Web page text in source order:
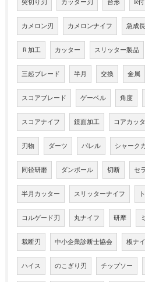
突切り刃 カッター刃 台形 R
カメロン刃 カメロンナイフ 急成長
Ｒ加工 カッター スリッター製品
三起ブレード 半月 交換 金属
スコアブレード ゲーベル 角度
スコアナイフ 鏡面加工 コアカッ
刃物 ダーツ バレル シャーク
同径研磨 ダンボール 切断 セ
半月カッター スリッターナイフ
コルゲード刃 丸ナイフ 研摩
裁断刃 中小企業診断士協会 板ナ
ハイス のこぎり刃 チップソー